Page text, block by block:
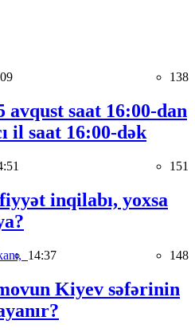
138
avqust saat 16:00-dan
il saat 16:00-dək
151
inqilabı, yoxsa
14:37 148
Kiyev səfərinin